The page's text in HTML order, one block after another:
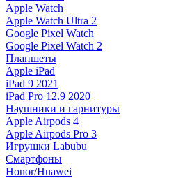
Apple Watch
Apple Watch Ultra 2
Google Pixel Watch
Google Pixel Watch 2
Планшеты
Apple iPad
iPad 9 2021
iPad Pro 12.9 2020
Наушники и гарнитуры
Apple Airpods 4
Apple Airpods Pro 3
Игрушки Labubu
Смартфоны
Honor/Huawei